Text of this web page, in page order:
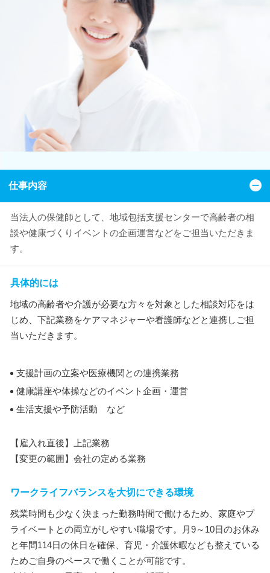
仕事内容
当法人の保健師として、地域包括支援センターで高齢者の相
談や健康づくりイベントの企画運営などをご担当いただきま
す。
具体的には
地域の高齢者や介護が必要な方々を対象とした相談対応をは
じめ、下記業務をケアマネジャーや看護師などと連携しご担
当いただきます。
支援計画の立案や医療機関との連携業務
健康講座や体操などのイベント企画・運営
生活支援や予防活動 など
【雇入れ直後】上記業務
【変更の範囲】会社の定める業務
ワークライフバランスを大切にできる環境
残業時間も少なく決まった勤務時間で働けるため、家庭やプ
ライベートとの両立がしやすい職場です。月9～10日のお休み
と年間114日の休日を確保、育児・介護休暇なども整えている
ためご自身のペースで働くことが可能です。